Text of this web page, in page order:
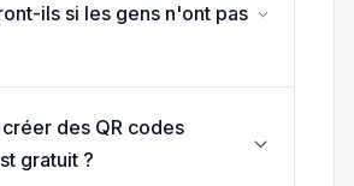
ils si les gens n'ont pas
des QR codes
gratuit ?